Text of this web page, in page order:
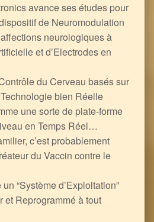
avance ses études pour
de Neuromodulation
neurologiques à
et d’Electrodes en
du Cerveau basés sur
bien Réelle
une sorte de plate-forme
en Temps Réel…
c’est probablement
du Vaccin contre le
“Système d’Exploitation”
et Reprogrammé à tout